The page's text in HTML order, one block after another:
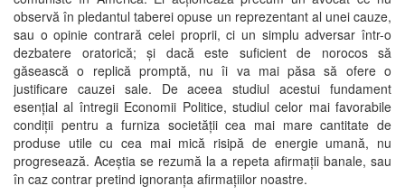
observă în pledantul taberei opuse un reprezentant al unei cauze,
sau o opinie contrară celei proprii, ci un simplu adversar într-o
dezbatere oratorică; și dacă este suficient de norocos să
găsească o replică promptă, nu îi va mai păsa să ofere o
justificare cauzei sale. De aceea studiul acestui fundament
esențial al întregii Economii Politice, studiul celor mai favorabile
condiții pentru a furniza societății cea mai mare cantitate de
produse utile cu cea mai mică risipă de energie umană, nu
progresează. Aceștia se rezumă la a repeta afirmații banale, sau
în caz contrar pretind ignoranța afirmațiilor noastre.